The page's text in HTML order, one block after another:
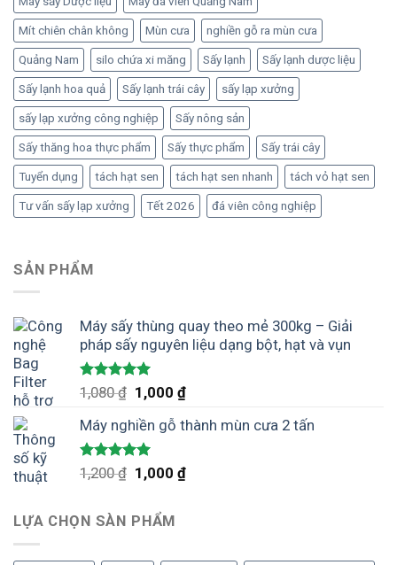
Mít chiên chân không Mùn cưa nghiền gỗ ra mùn cưa
Quảng Nam silo chứa xi măng Sấy lạnh Sấy lạnh dược liệu
Sấy lạnh hoa quả Sấy lạnh trái cây sấy lạp xưởng
sấy lạp xưởng công nghiệp Sấy nông sản
Sấy thăng hoa thực phẩm Sấy thực phẩm Sấy trái cây
Tuyển dụng tách hạt sen tách hạt sen nhanh tách vỏ hạt sen
Tư vấn sấy lạp xưởng Tết 2026 đá viên công nghiệp
SẢN PHẨM
Máy sấy thùng quay theo mẻ 300kg – Giải
pháp sấy nguyên liệu dạng bột, hạt và vụn
Được xếp
hạng
5.00
5 sao
1,080₫ Giá
là:
1,080 ₫.
1,000₫Giá
tại
1,000 ₫.
Máy nghiền gỗ thành mùn cưa 2 tấn
Được xếp
hạng
5.00
1,200₫ Giá
là:
1,200 ₫.
1,000₫Giá
LỰA CHỌN SÀN PHẨM